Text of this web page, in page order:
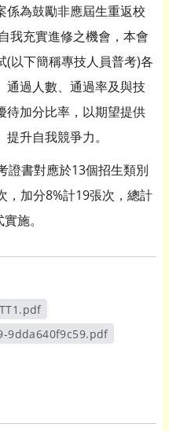
係為鼓勵非應屆生重返校
我充實進修之機會，本會
(以下簡稱專技人員普考)各
通過人數、通過率及與技
待加分比率，以期望提供
升自我競爭力。
證書對應於13個招生類別
，加分8%計19張次，總計
施。
9dda640f9c59.pdf